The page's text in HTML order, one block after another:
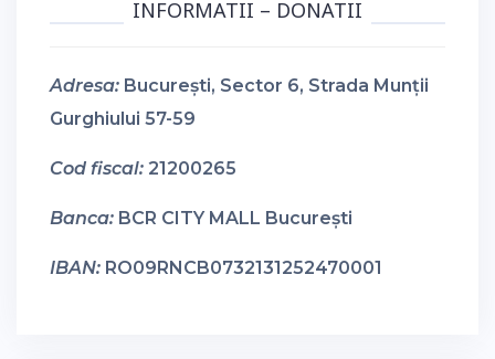
INFORMATII – DONATII
Adresa: București, Sector 6, Strada Munții
Gurghiului 57-59
Cod fiscal: 21200265
Banca: BCR CITY MALL București
IBAN: RO09RNCB0732131252470001